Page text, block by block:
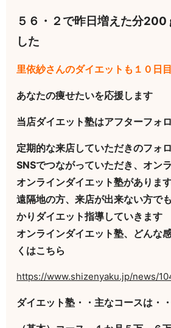
５６・２で昨日増えた分200
した
里依紗さんのダイエットも１０日
あなたの痩せたいを応援します
当店ダイエット塾はアフターフォ
定期的な来店していただきのフォ
SNSでつながっていただき、オン
オンラインダイエット塾がありま
遠隔地の方、来店が出来ない方で
かりダイエット指導していきます
オンラインダイエット塾、どんな
くはこちら
https://www.shizenyaku.jp/news/
ダイエット塾・・主なコースは・・